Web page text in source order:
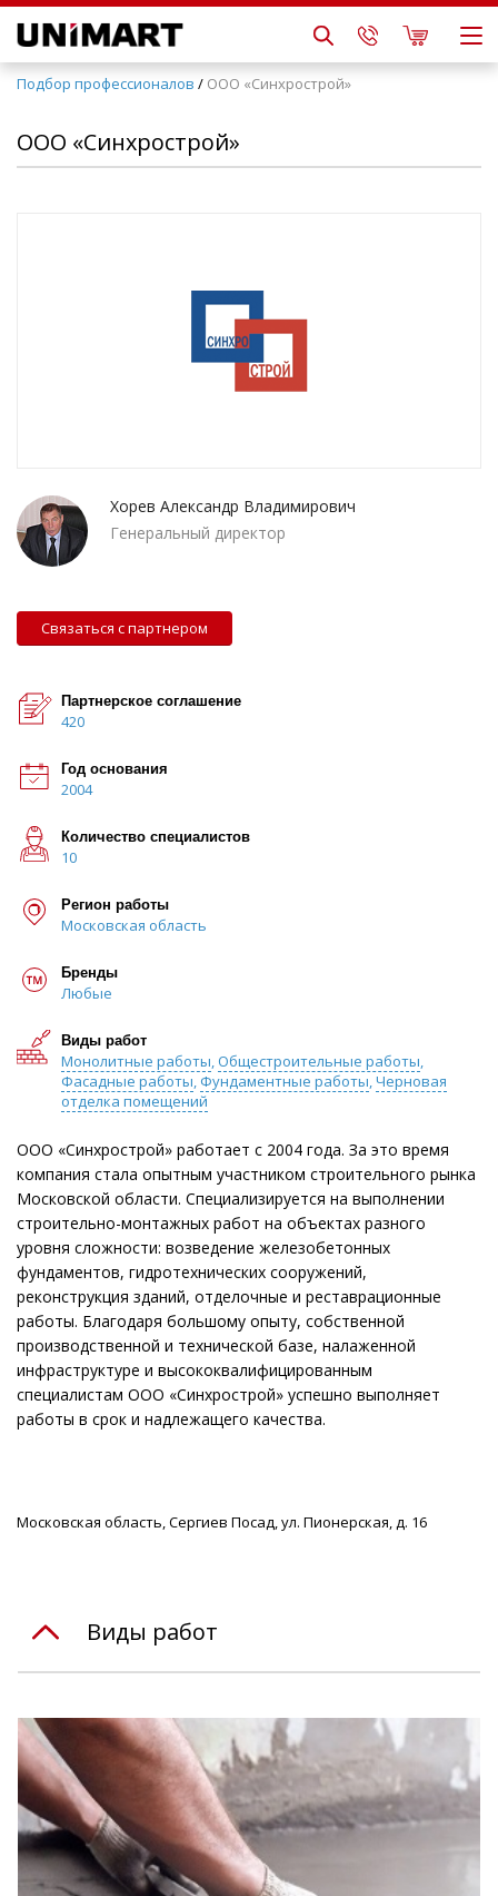
Подбор профессионалов / ООО «Синхрострой»
ООО «Синхрострой»
Хорев Александр Владимирович
Генеральный директор
Связаться с партнером
Партнерское соглашение
420
Год основания
2004
Количество специалистов
10
Регион работы
Московская область
Бренды
Любые
Виды работ
Монолитные работы,Общестроительные работы,
Фасадные работы, Фундаментные работы,Черновая
отделка помещений
ООО «Синхрострой» работает с 2004 года. За это время
компания стала опытным участником строительного рынка
Московской области. Специализируется на выполнении
строительно-монтажных работ на объектах разного
уровня сложности: возведение железобетонных
фундаментов, гидротехнических сооружений,
реконструкция зданий, отделочные и реставрационные
работы. Благодаря большому опыту, собственной
производственной и технической базе, налаженной
инфраструктуре и высококвалифицированным
специалистам ООО «Синхрострой» успешно выполняет
работы в срок и надлежащего качества.
Московская область, Сергиев Посад, ул. Пионерская, д. 16
Виды работ